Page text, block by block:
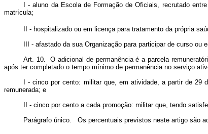
I - aluno da Escola de Formação de Oficiais, recrutado
matrícula;
II - hospitalizado ou em licença para tratamento da própria
III - afastado da sua Organização para participar de curso
Art. 10. O adicional de permanência é a parcela
após ter completado o tempo mínimo de permanência no serviço
I - cinco por cento: militar que, em atividade, a partir de
remunerada; e
II - cinco por cento a cada promoção: militar que, tendo
Parágrafo único. Os percentuais previstos neste artigo são